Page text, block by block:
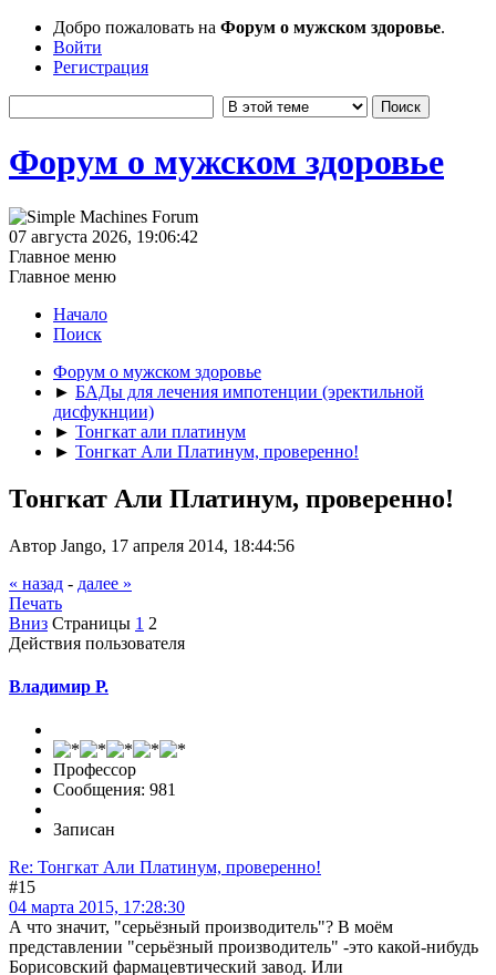
Добро пожаловать на Форум о мужском здоровье.
Войти
Регистрация
Форум о мужском здоровье
07 августа 2026, 19:06:42
Главное меню
Главное меню
Начало
Поиск
Форум о мужском здоровье
► БАДы для лечения импотенции (эректильной
дисфукнции)
► Тонгкат али платинум
► Тонгкат Али Платинум, проверенно!
Тонгкат Али Платинум, проверенно!
Автор Jango, 17 апреля 2014, 18:44:56
« назад - далее »
Печать
Вниз Страницы 1 2
Действия пользователя
Владимир Р.
Профессор
Сообщения: 981
Записан
Re: Тонгкат Али Платинум, проверенно!
#15
04 марта 2015, 17:28:30
А что значит, "серьёзный производитель"? В моём
представлении "серьёзный производитель" -это какой-нибудь
Борисовский фармацевтический завод. Или